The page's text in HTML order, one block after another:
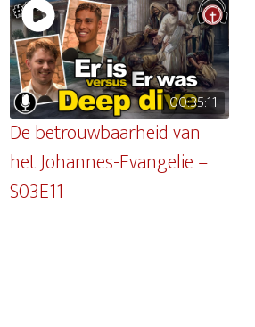
00:35:11
De betrouwbaarheid van
het Johannes-Evangelie –
S03E11